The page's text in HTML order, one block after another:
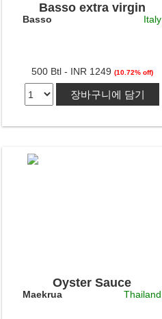
Basso extra virgin
Basso Italy
500 Btl - INR 1249 (10.72% off)
장바구니에 담기
Oyster Sauce
Maekrua Thailand